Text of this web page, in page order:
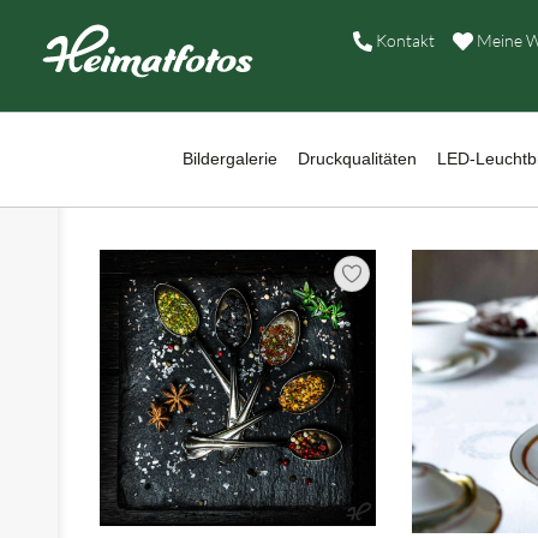
Kontakt Meine
Bildergalerie Druckqualitäten LED-
›